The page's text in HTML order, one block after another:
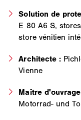
Solution de
E 80 A6 S,
store vénitien
Architecte :
Vienne
Maître
Motorrad- und